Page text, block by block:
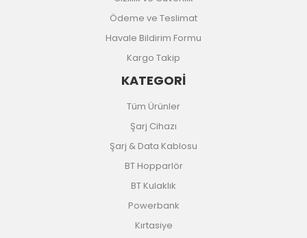
Ödeme ve Teslimat
Havale Bildirim Formu
Kargo Takip
KATEGORİ
Tüm Ürünler
Şarj Cihazı
Şarj & Data Kablosu
BT Hopparlör
BT Kulaklık
Powerbank
Kırtasiye